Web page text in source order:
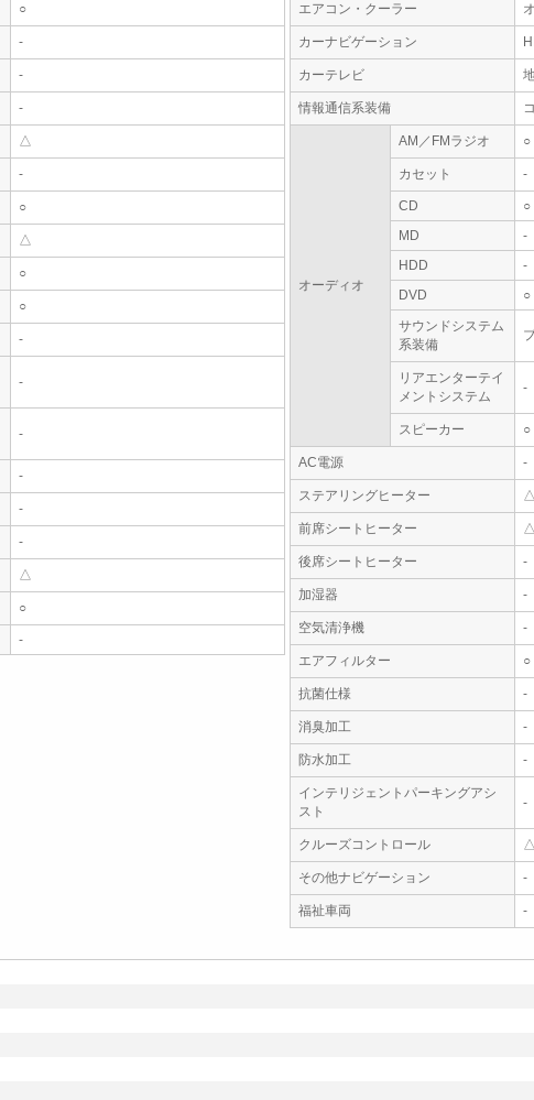
○
-
-
-
△
-
○
△
○
○
-
-
-
-
-
-
△
○
-
エアコン・クーラー
カーナビゲーション
カーテレビ
情報通信系装備
オーディオ
AM／FMラジオ ○
カセット -
CD
○
MD
-
HDD
-
DVD
○
サウンドシステム
系装備
リアエンターテイ
メントシステム
-
スピーカー ○
AC電源 -
ステアリングヒーター
前席シートヒーター
後席シートヒーター -
加湿器 -
空気清浄機 -
エアフィルター ○
抗菌仕様 -
消臭加工 -
防水加工 -
インテリジェントパーキングアシ
スト
-
クルーズコントロール
その他ナビゲーション -
福祉車両
-